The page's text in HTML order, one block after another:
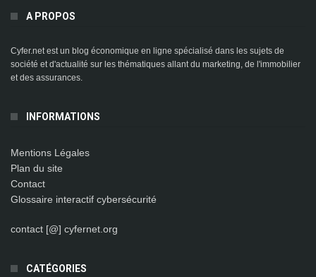
A PROPOS
Cyfer.net est un blog économique en ligne spécialisé dans les sujets de
société et d'actualité sur les thématiques allant du marketing, de l'immobilier
et des assurances.
INFORMATIONS
Mentions Légales
Plan du site
Contact
Glossaire interactif cybersécurité
contact [@] cyfernet.org
CATÉGORIES